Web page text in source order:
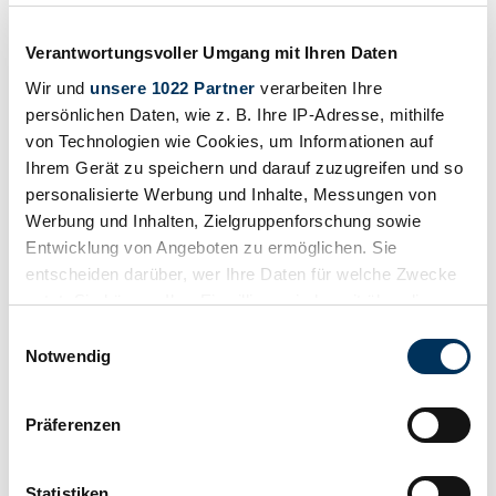
Verantwortungsvoller Umgang mit Ihren Daten
Wir und unsere 1022 Partner verarbeiten Ihre
persönlichen Daten, wie z. B. Ihre IP-Adresse, mithilfe
von Technologien wie Cookies, um Informationen auf
Ihrem Gerät zu speichern und darauf zuzugreifen und so
personalisierte Werbung und Inhalte, Messungen von
Werbung und Inhalten, Zielgruppenforschung sowie
Entwicklung von Angeboten zu ermöglichen. Sie
entscheiden darüber, wer Ihre Daten für welche Zwecke
nutzt. Sie können Ihre Einwilligung jederzeit über die
Trigger Symbol ändern oder widerrufen
Informationen über Ihre geografische Lage
können
Notwendig
Präferenzen
/8
1913 | N.A.W. Sperber 6/20
Seltener Tourer aus der Messing-Ära
€ 99.000